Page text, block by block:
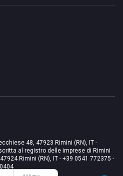
48, 47923 Rimini (RN), IT -
al registro delle imprese di Rimini
Rimini (RN), IT - +39 0541 772375 -